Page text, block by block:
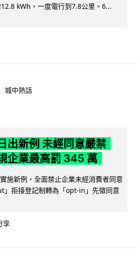
kWh，一度電行到7.8公里。6...
城中熱話
出新例 未經同意嚴禁
企業最高罰 345 萬
施新例，全面禁止企業未經消費者同意
」拒接登記制轉為「opt-in」先徵同意
享